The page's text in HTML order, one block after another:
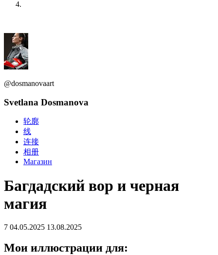
@dosmanovaart
Svetlana Dosmanova
轮廓
线
连接
相册
Магазин
Багдадский вор и черная
магия
7 04.05.2025 13.08.2025
Мои иллюстрации для: